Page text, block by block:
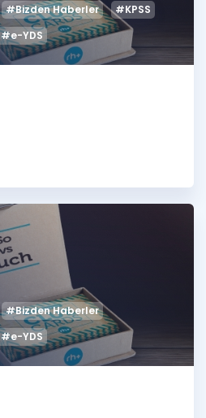
#Bizden Haberler
#KPSS
#e-YDS
#Bizden Haberler
#e-YDS